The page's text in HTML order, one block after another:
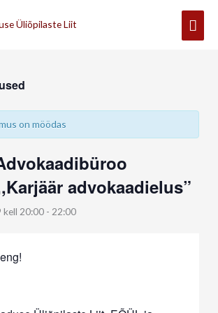
on möödas
advokaadielus”
kell 20:00 -22:00